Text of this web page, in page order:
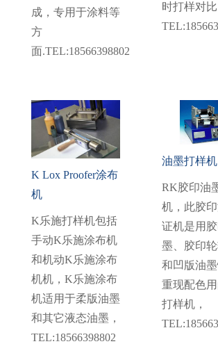
成，专用于涂料等
方
面.TEL:18566398802
时打样对比
K Lox Proofer涂布
机
K乐施打样机包括
手动K乐施涂布机
和机动K乐施涂布
机机，K乐施涂布
机适用于柔版油墨
和其它液态油墨，
TEL:18566398802
油墨打样机
RK胶印油
机，此胶
证机是用
墨、胶印
和凹版油
重现配色
打样机，